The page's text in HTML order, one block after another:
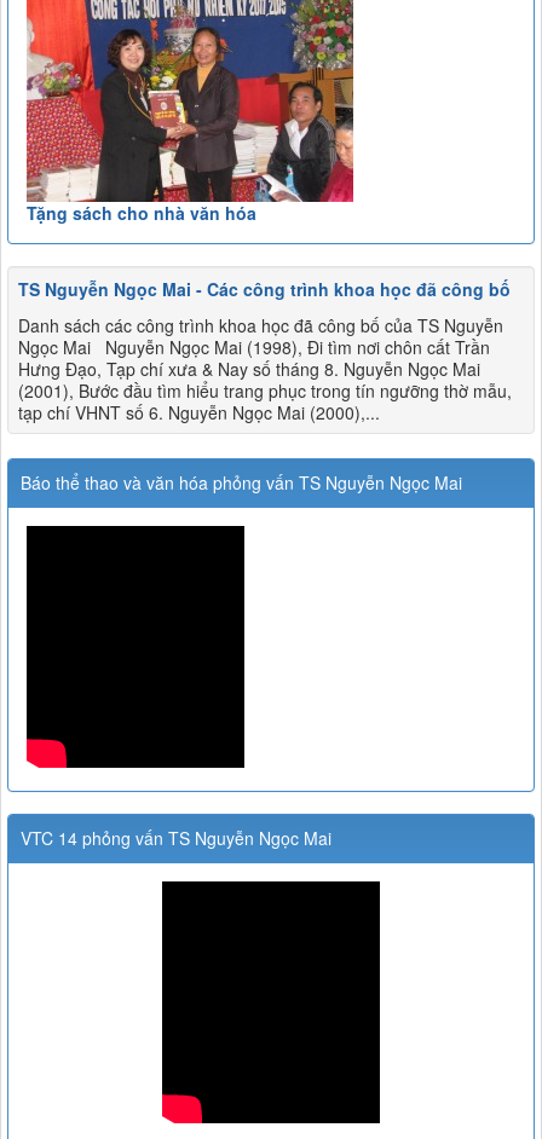
Tặng sách cho nhà văn hóa
TS Nguyễn Ngọc Mai - Các công trình khoa học đã công bố
Danh sách các công trình khoa học đã công bố của TS Nguyễn
Ngọc Mai Nguyễn Ngọc Mai (1998), Đi tìm nơi chôn cất Trần
Hưng Đạo, Tạp chí xưa & Nay số tháng 8. Nguyễn Ngọc Mai
(2001), Bước đầu tìm hiểu trang phục trong tín ngưỡng thờ mẫu,
tạp chí VHNT số 6. Nguyễn Ngọc Mai (2000),...
Báo thể thao và văn hóa phỏng vấn TS Nguyễn Ngọc Mai
VTC 14 phỏng vấn TS Nguyễn Ngọc Mai